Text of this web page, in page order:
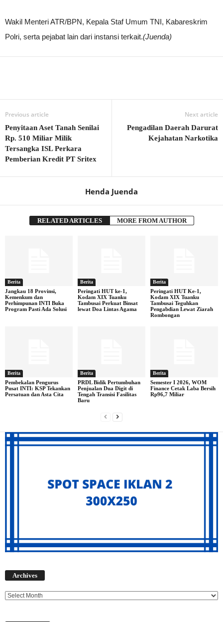
Wakil Menteri ATR/BPN, Kepala Staf Umum TNI, Kabareskrim
Polri, serta pejabat lain dari instansi terkait.(Juenda)
Previous article
Penyitaan Aset Tanah Senilai
Rp. 510 Miliar Milik
Tersangka ISL Perkara
Pemberian Kredit PT Sritex
Next article
Pengadilan Daerah Darurat
Kejahatan Narkotika
Henda Juenda
RELATED ARTICLES MORE FROM AUTHOR
Berita
Jangkau 18 Provinsi,
Kemenkum dan
Perhimpunan INTI Buka
Program Pasti Ada Solusi
Berita
Peringati HUT ke-1,
Kodam XIX Tuanku
Tambusai Perkuat Binsat
lewat Doa Lintas Agama
Berita
Peringati HUT Ke-1,
Kodam XIX Tuanku
Tambusai Teguhkan
Pengabdian Lewat Ziarah
Rombongan
Berita
Pembekalan Pengurus
Pusat INTI: KSP Tekankan
Persatuan dan Asta Cita
Berita
PRDL Bidik Pertumbuhan
Penjualan Dua Digit di
Tengah Transisi Fasilitas
Baru
Berita
Semester I 2026, WOM
Finance Cetak Laba Bersih
Rp96,7 Miliar
Archives